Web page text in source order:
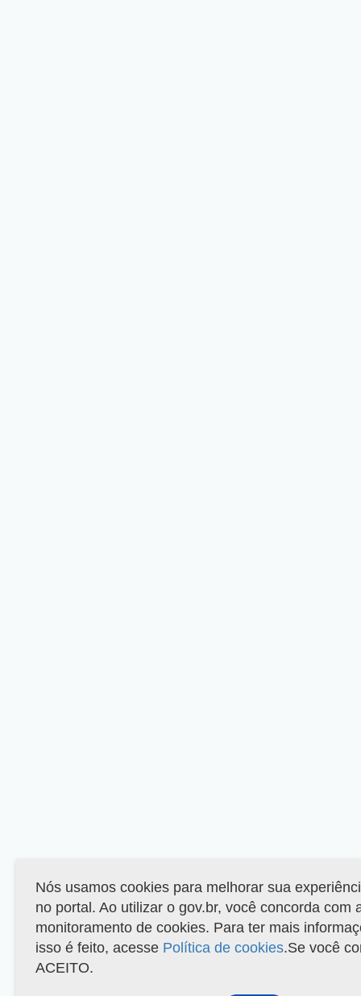
Nós usamos cookies para melhorar sua
no portal. Ao utilizar o gov.br, você concorda com
monitoramento de cookies. Para ter mais
isso é feito, acesse Política de cookies.Se você
ACEITO.